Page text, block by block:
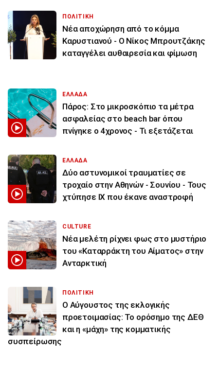
ΠΟΛΙΤΙΚΗ
Νέα αποχώρηση από το κόμμα
Καρυστιανού - Ο Νίκος Μπρουτζάκης
καταγγέλει αυθαιρεσία και φίμωση
ΕΛΛΑΔΑ
Πάρος: Στο μικροσκόπιο τα μέτρα
ασφαλείας στο beach bar όπου
πνίγηκε ο 4χρονος - Τι εξετάζεται
ΕΛΛΑΔΑ
Δύο αστυνομικοί τραυματίες σε
τροχαίο στην Αθηνών - Σουνίου - Τους
χτύπησε ΙΧ που έκανε αναστροφή
CULTURE
Νέα μελέτη ρίχνει φως στο μυστήριο
του «Καταρράκτη του Αίματος» στην
Ανταρκτική
ΠΟΛΙΤΙΚΗ
Ο Αύγουστος της εκλογικής
προετοιμασίας: Το ορόσημο της ΔΕΘ
και η «μάχη» της κομματικής
συσπείρωσης